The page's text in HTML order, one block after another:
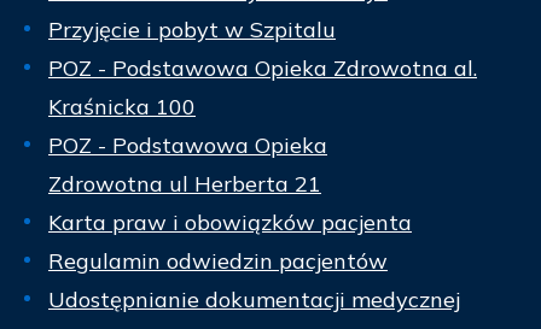
Przyjęcie i pobyt w Szpitalu
POZ - Podstawowa Opieka Zdrowotna al.
Kraśnicka 100
POZ - Podstawowa Opieka
Zdrowotna ul Herberta 21
Karta praw i obowiązków pacjenta
Regulamin odwiedzin pacjentów
Udostępnianie dokumentacji medycznej